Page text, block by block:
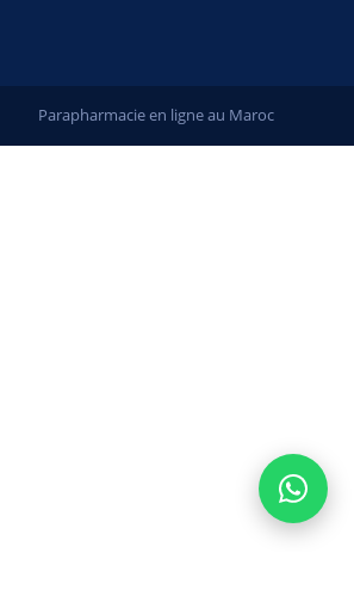
Parapharmacie en ligne au Maroc